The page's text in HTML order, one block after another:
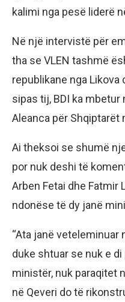
kalimi nga pesë liderë
Në një intervistë për
tha se VLEN tashmë
republikane nga Likova
sipas tij, BDI ka
Aleanca për Shqiptarët
Ai theksoi se shumë
por nuk deshi të
Arben Fetai dhe Fatmir
ndonëse të dy janë
“Ata janë veteleminuar
duke shtuar se nuk e
ministër, nuk paraqitet
në Qeveri do të